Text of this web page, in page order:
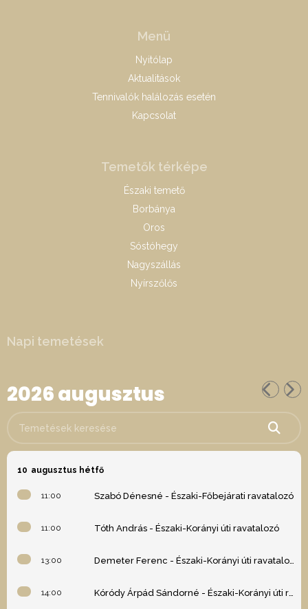
Menü
Nyitólap
Aktualitások
Tennivalók halálozás esetén
Kapcsolat
Temetők térképe
Északi temető
Borbánya
Oros
Sóstóhegy
Nagyszállás
Nyírszőlős
Napi temetések
2026 augusztus
10 augusztus hétfő
11:00 Szabó Dénesné - Északi-Főbejárati ravatalozó
11:00 Tóth András - Északi-Korányi úti ravatalozó
13:00 Demeter Ferenc - Északi-Korányi úti ravatalozó
14:00 Kóródy Árpád Sándorné - Északi-Korányi úti ravatalozó